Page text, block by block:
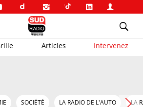
Articles Intervenez
SOCIÉTÉ LA RADIO DE L'AUTO LA